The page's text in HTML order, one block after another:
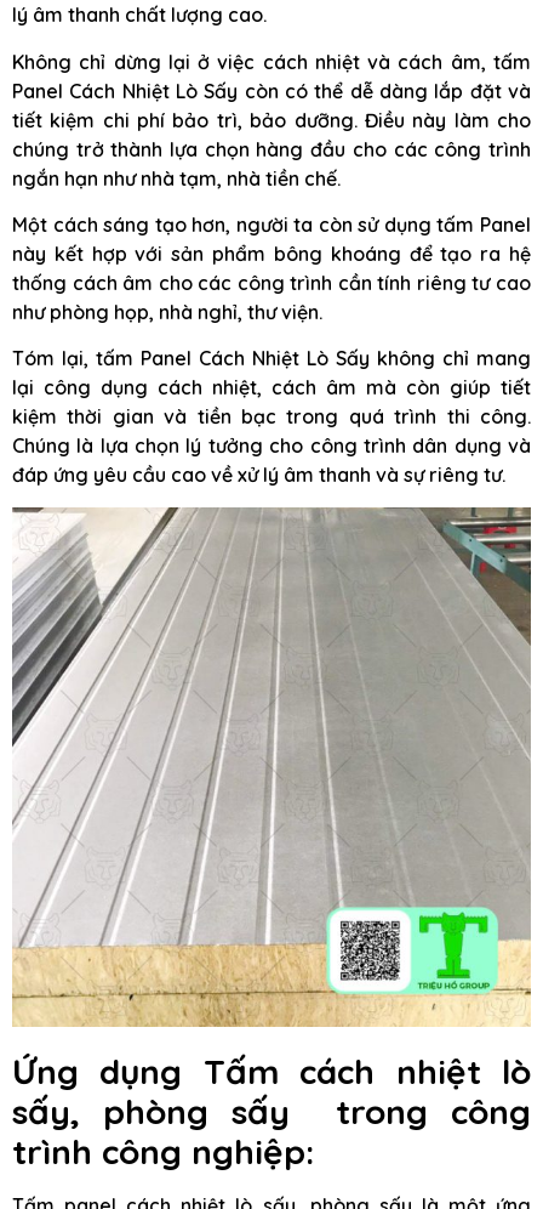
lý âm thanh chất lượng cao.
Không chỉ dừng lại ở việc cách nhiệt và cách âm, tấm
Panel Cách Nhiệt Lò Sấy còn có thể dễ dàng lắp đặt và
tiết kiệm chi phí bảo trì, bảo dưỡng. Điều này làm cho
chúng trở thành lựa chọn hàng đầu cho các công trình
ngắn hạn như nhà tạm, nhà tiền chế.
Một cách sáng tạo hơn, người ta còn sử dụng tấm Panel
này kết hợp với sản phẩm bông khoáng để tạo ra hệ
thống cách âm cho các công trình cần tính riêng tư cao
như phòng họp, nhà nghỉ, thư viện.
Tóm lại, tấm Panel Cách Nhiệt Lò Sấy không chỉ mang
lại công dụng cách nhiệt, cách âm mà còn giúp tiết
kiệm thời gian và tiền bạc trong quá trình thi công.
Chúng là lựa chọn lý tưởng cho công trình dân dụng và
đáp ứng yêu cầu cao về xử lý âm thanh và sự riêng tư.
Ứng dụng Tấm cách nhiệt lò
sấy, phòng sấy trong công
trình công nghiệp: